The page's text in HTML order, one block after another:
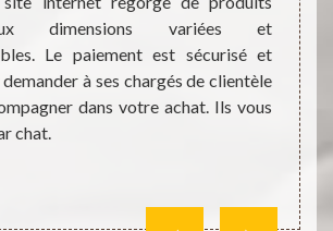
dimensions variées et
Le paiement est sécurisé et
à ses chargés de clientèle
dans votre achat. Ils vous
chat.
des